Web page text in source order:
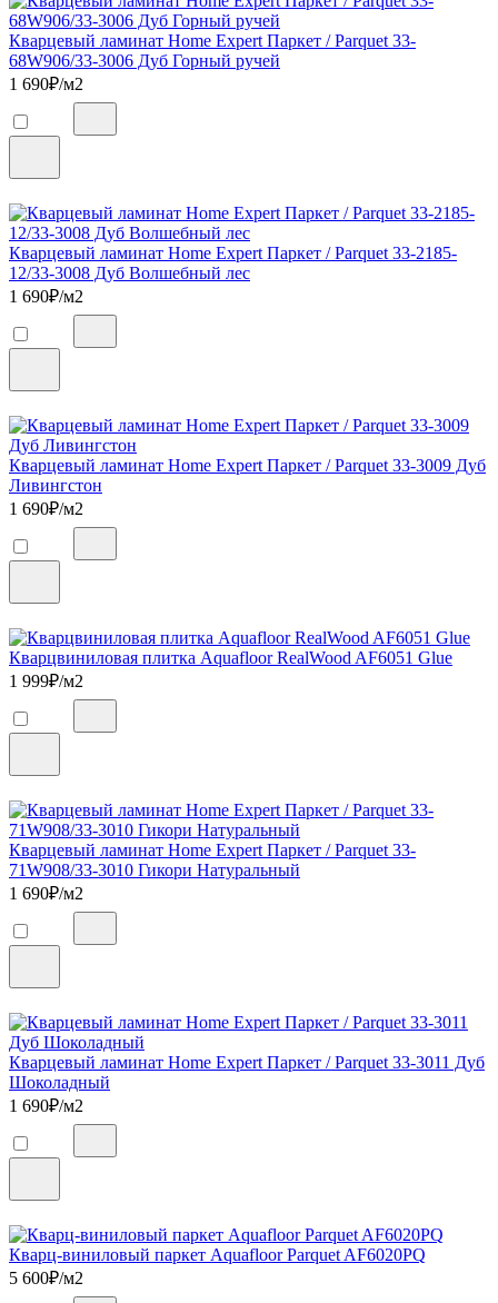
Кварцевый ламинат Home Expert Паркет / Parquet 33-
68W906/33-3006 Дуб Горный ручей
1 690₽/м2
Кварцевый ламинат Home Expert Паркет / Parquet 33-2185-
12/33-3008 Дуб Волшебный лес
1 690₽/м2
Кварцевый ламинат Home Expert Паркет / Parquet 33-3009 Дуб
Ливингстон
1 690₽/м2
Кварцвиниловая плитка Aquafloor RealWood AF6051 Glue
1 999₽/м2
Кварцевый ламинат Home Expert Паркет / Parquet 33-
71W908/33-3010 Гикори Натуральный
1 690₽/м2
Кварцевый ламинат Home Expert Паркет / Parquet 33-3011 Дуб
Шоколадный
1 690₽/м2
Кварц-виниловый паркет Aquafloor Parquet AF6020PQ
5 600₽/м2